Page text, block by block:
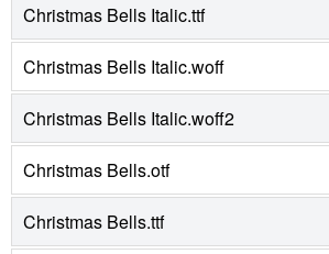
Christmas Bells Italic.ttf
Christmas Bells Italic.woff
Christmas Bells Italic.woff2
Christmas Bells.otf
Christmas Bells.ttf